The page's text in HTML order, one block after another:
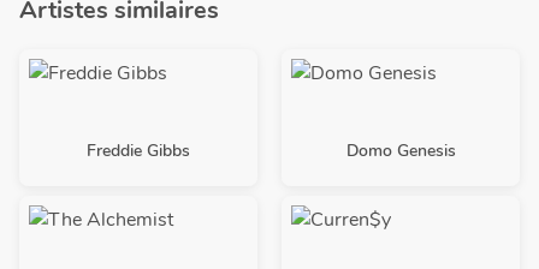
Artistes similaires
Freddie Gibbs Domo Genesis